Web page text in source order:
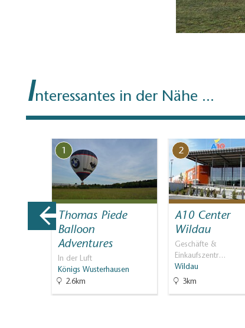
Interessantes in der Nähe ...
1
Thomas Piede
Balloon
Adventures
In der Luft
Königs Wusterhausen
2.6km
2
A10 Center
Wildau
Geschäfte &
Einkaufszentr…
Wildau
3km